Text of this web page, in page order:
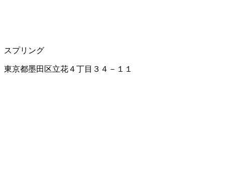
スプリング
東京都墨田区立花４丁目３４－１１